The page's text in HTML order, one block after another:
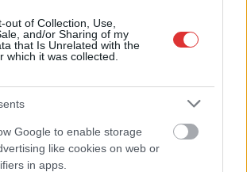
out of Collection, Use,
and/or Sharing of my
that Is Unrelated with the
which it was collected.
Google to enable storage
like cookies on web or
in apps.
miért kellett rövidített
szerelvénynek, itt pótlóbuszra is szükség
cegléd , , ,Jász-Nagykun Szolnok